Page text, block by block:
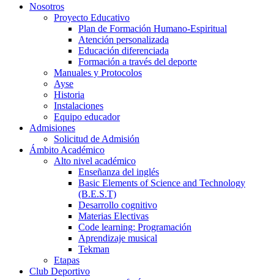
Nosotros
Proyecto Educativo
Plan de Formación Humano-Espiritual
Atención personalizada
Educación diferenciada
Formación a través del deporte
Manuales y Protocolos
Ayse
Historia
Instalaciones
Equipo educador
Admisiones
Solicitud de Admisión
Ámbito Académico
Alto nivel académico
Enseñanza del inglés
Basic Elements of Science and Technology
(B.E.S.T)
Desarrollo cognitivo
Materias Electivas
Code learning: Programación
Aprendizaje musical
Tekman
Etapas
Club Deportivo